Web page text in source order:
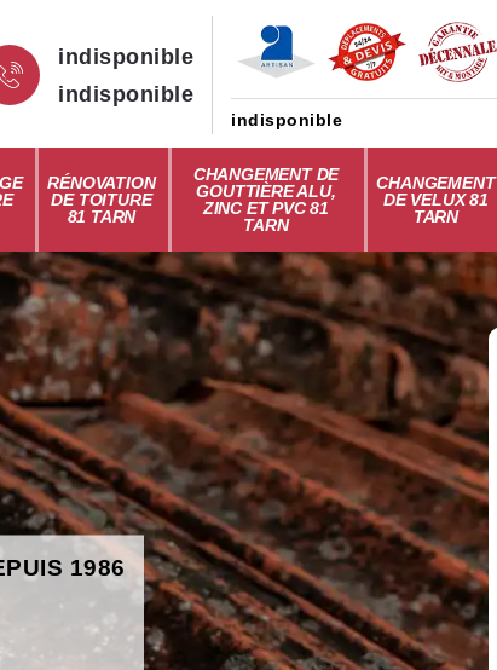
indisponible
indisponible
indisponible
RÉNOVATION
DE TOITURE
81 TARN
CHANGEMENT DE
GOUTTIÈRE ALU,
ZINC ET PVC 81
TARN
CHANGEMENT
DE VELUX 81
TARN
1986